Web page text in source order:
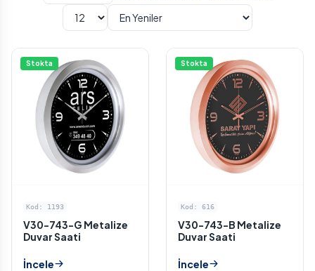
Stokta
Kod: 1193
V30-743-G Metalize
Duvar Saati
İncele
Stokta
Kod: 616
V30-743-B Metalize
Duvar Saati
İncele